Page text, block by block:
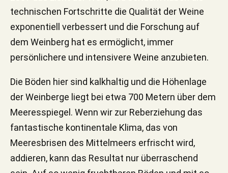
technischen Fortschritte die Qualität der Weine
exponentiell verbessert und die Forschung auf
dem Weinberg hat es ermöglicht, immer
persönlichere und intensivere Weine anzubieten.
Die Böden hier sind kalkhaltig und die Höhenlage
der Weinberge liegt bei etwa 700 Metern über dem
Meeresspiegel. Wenn wir zur Reberziehung das
fantastische kontinentale Klima, das von
Meeresbrisen des Mittelmeers erfrischt wird,
addieren, kann das Resultat nur überraschend